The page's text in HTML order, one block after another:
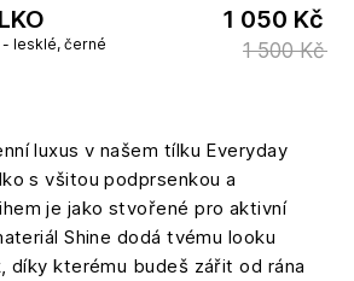
lesklé, černé
1 050 Kč
1 500 Kč
luxus v našem tílku Everyday
s všitou podprsenkou a
je jako stvořené pro aktivní
Shine dodá tvému looku
díky kterému budeš zářit od rána